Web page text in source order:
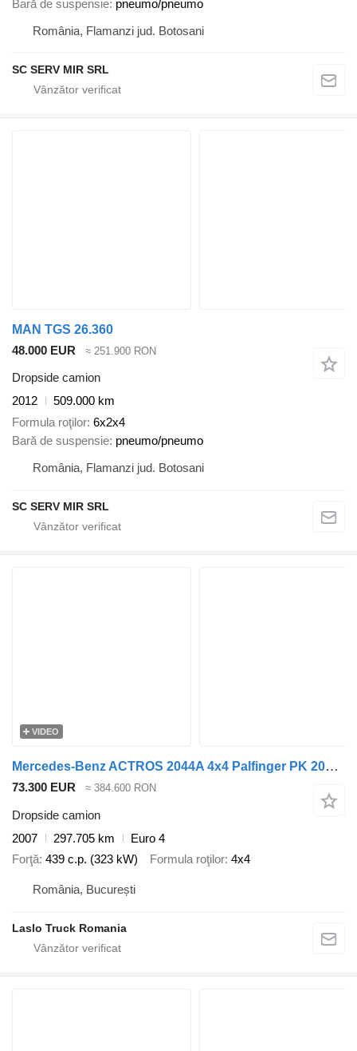
Bară de suspensie pneumo/pneumo
România, Flamanzi jud. Botosani
SC SERV MIR SRL
MAN TGS 26.360
48.000 EUR
≈ 251.900 RON
Dropside camion
2012
509.000 km
Formula roţilor 6x2x4
Bară de suspensie pneumo/pneumo
România, Flamanzi jud. Botosani
SC SERV MIR SRL
VIDEO
Mercedes-Benz ACTROS 2044A 4x4 Palfinger PK 20002 hds Crane
73.300 EUR ≈ 384.600 RON
Dropside camion
2007
297.705 km
Euro 4
Forţă 439 c.p. (323 kW) Formula roţilor 4x4
România, București
Laslo Truck Romania